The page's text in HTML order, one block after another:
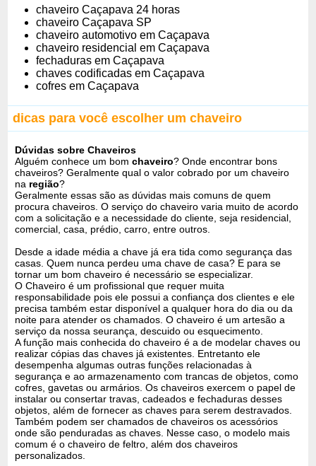
chaveiro Caçapava 24 horas
chaveiro Caçapava SP
chaveiro automotivo em Caçapava
chaveiro residencial em Caçapava
fechaduras em Caçapava
chaves codificadas em Caçapava
cofres em Caçapava
dicas para você escolher um chaveiro
Dúvidas sobre Chaveiros
Alguém conhece um bomchaveiro? Onde encontrar bons
chaveiros? Geralmente qual o valor cobrado por um chaveiro
na região?
Geralmente essas são as dúvidas mais comuns de quem
procura chaveiros. O serviço do chaveiro varia muito de acordo
com a solicitação e a necessidade do cliente, seja residencial,
comercial, casa, prédio, carro, entre outros.
Desde a idade média a chave já era tida como segurança das
casas. Quem nunca perdeu uma chave de casa? E para se
tornar um bom chaveiro é necessário se especializar.
O Chaveiro é um profissional que requer muita
responsabilidade pois ele possui a confiança dos clientes e ele
precisa também estar disponível a qualquer hora do dia ou da
noite para atender os chamados. O chaveiro é um artesão a
serviço da nossa seurança, descuido ou esquecimento.
A função mais conhecida do chaveiro é a de modelar chaves ou
realizar cópias das chaves já existentes. Entretanto ele
desempenha algumas outras funções relacionadas à
segurança e ao armazenamento com trancas de objetos, como
cofres, gavetas ou armários. Os chaveiros exercem o papel de
instalar ou consertar travas, cadeados e fechaduras desses
objetos, além de fornecer as chaves para serem destravados.
Também podem ser chamados de chaveiros os acessórios
onde são penduradas as chaves. Nesse caso, o modelo mais
comum é o chaveiro de feltro, além dos chaveiros
personalizados.